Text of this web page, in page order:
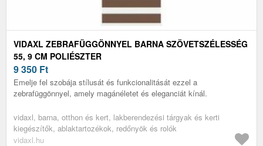
VIDAXL ZEBRAFÜGGÖNNYEL BARNA SZÖVETSZÉLESSÉG
55, 9 CM POLIÉSZTER
9 350 Ft
Emelje fel szobája stílusát és funkcionalitását ezzel a
zebrafüggönnyel, amely magánéletet és eleganciát kínál.
vidaxl, barna, otthon és kert, lakberendezési tárgyak és kerti
kiegészítők, ablaktartozékok, redőnyök és rolók
vidaxl.hu